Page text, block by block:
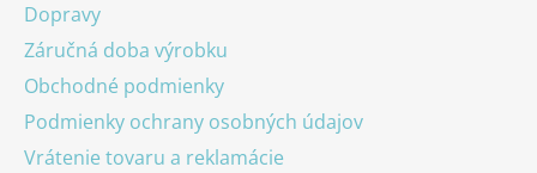
Dopravy
Záručná doba výrobku
Obchodné podmienky
Podmienky ochrany osobných údajov
Vrátenie tovaru a reklamácie